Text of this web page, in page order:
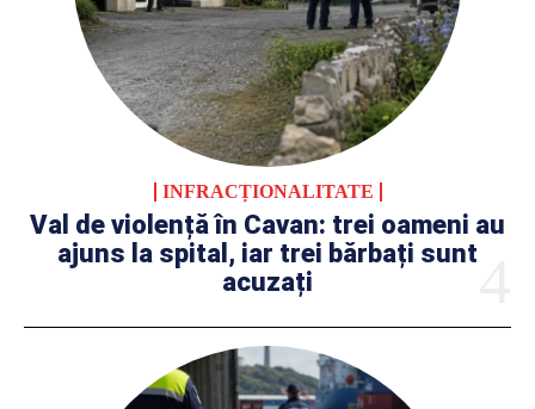
INFRACȚIONALITATE
Val de violență în Cavan: trei oameni au
ajuns la spital, iar trei bărbați sunt
acuzați